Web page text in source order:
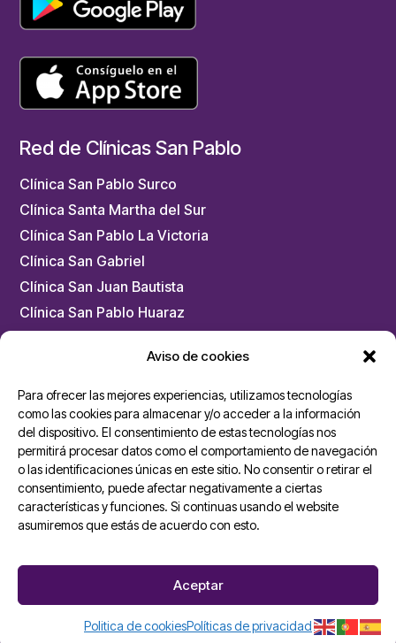
Aviso de cookies
Para ofrecer las mejores experiencias, utilizamos tecnologías
como las cookies para almacenar y/o acceder a la información
del dispositivo. El consentimiento de estas tecnologías nos
permitirá procesar datos como el comportamiento de navegación
o las identificaciones únicas en este sitio. No consentir o retirar el
consentimiento, puede afectar negativamente a ciertas
características y funciones. Si continuas usando el website
asumiremos que estás de acuerdo con esto.
Aceptar
Politica de cookiesPolíticas de privacidad
Red de Clínicas San Pablo
Clínica San Pablo Surco
Clínica Santa Martha del Sur
Clínica San Pablo La Victoria
Clínica San Gabriel
Clínica San Juan Bautista
Clínica San Pablo Huaraz
Clínica San Pablo Arequipa
Chacarilla – Medicina Física y Rehabilitación
Unidades San Pablo
Ambulancias Cardiomóvil
Dermoesthetik San Pablo
Medik Center San Pablo – Los Olivos
San Pablo Salud
Diagnóstico por Imágenes Tomomedic